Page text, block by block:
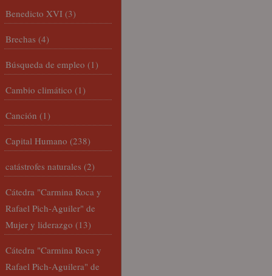
Benedicto XVI (3)
Brechas (4)
Búsqueda de empleo (1)
Cambio climático (1)
Canción (1)
Capital Humano (238)
catástrofes naturales (2)
Cátedra "Carmina Roca y
Rafael Pich-Aguiler" de
Mujer y liderazgo (13)
Cátedra "Carmina Roca y
Rafael Pich-Aguilera" de